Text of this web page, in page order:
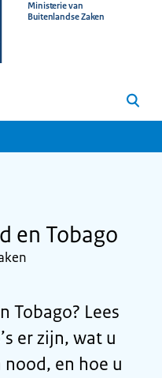
Ministerie van
Buitenlandse Zaken
Zoeken
en Tobago
Tobago? Lees
er zijn, wat u
en hoe u